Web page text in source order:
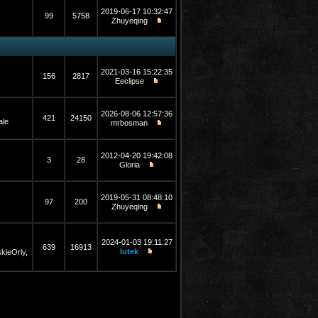
99 5758
2019-06-17 10:32:47
Zhuyeqing
156 2817
2021-03-16 15:22:35
Eeclipse
421 24150
2026-08-06 12:57:36
mrbosman
3 28
2012-04-20 19:42:08
Gloria
97 200
2019-05-31 08:48:10
Zhuyeqing
,
639 16913
2024-01-03 19:11:27
lutek
⏩OFFICIAL:28 Mart